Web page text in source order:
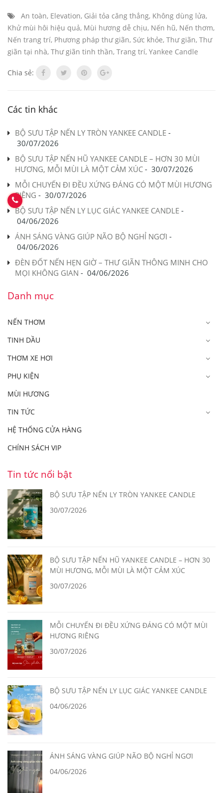
An toàn, Elevation, Giải tỏa căng thẳng, Không dùng lửa,
Khử mùi hôi hiệu quả, Mùi hương dễ chịu, Nến hũ, Nến thơm,
Nến trang trí, Phương pháp thư giãn, Sức khỏe, Thư giãn, Thư
giãn tại nhà, Thư giãn tinh thần, Trang trí, Yankee Candle
Chia sẻ:
Các tin khác
BỘ SƯU TẬP NẾN LY TRÒN YANKEE CANDLE -
30/07/2026
BỘ SƯU TẬP NẾN HŨ YANKEE CANDLE – HƠN 30 MÙI
HƯƠNG, MỖI MÙI LÀ MỘT CẢM XÚC - 30/07/2026
MỖI CHUYẾN ĐI ĐỀU XỨNG ĐÁNG CÓ MỘT MÙI HƯƠNG
RIÊNG - 30/07/2026
BỘ SƯU TẬP NẾN LY LỤC GIÁC YANKEE CANDLE -
04/06/2026
ÁNH SÁNG VÀNG GIÚP NÃO BỘ NGHỈ NGƠI -
04/06/2026
ĐÈN ĐỐT NẾN HẸN GIỜ – THƯ GIÃN THÔNG MINH CHO
MỌI KHÔNG GIAN - 04/06/2026
Danh mục
NẾN THƠM
TINH DẦU
THƠM XE HƠI
PHỤ KIỆN
MÙI HƯƠNG
TIN TỨC
HỆ THỐNG CỬA HÀNG
CHÍNH SÁCH VIP
Tin tức nổi bật
BỘ SƯU TẬP NẾN LY TRÒN YANKEE CANDLE
30/07/2026
BỘ SƯU TẬP NẾN HŨ YANKEE CANDLE – HƠN 30
MÙI HƯƠNG, MỖI MÙI LÀ MỘT CẢM XÚC
30/07/2026
MỖI CHUYẾN ĐI ĐỀU XỨNG ĐÁNG CÓ MỘT MÙI
HƯƠNG RIÊNG
30/07/2026
BỘ SƯU TẬP NẾN LY LỤC GIÁC YANKEE CANDLE
04/06/2026
ÁNH SÁNG VÀNG GIÚP NÃO BỘ NGHỈ NGƠI
04/06/2026